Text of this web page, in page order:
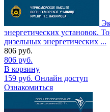
энергетических установок.
дизельных энергетических ...
806 руб.
806 руб.
В корзину
159 руб. Онлайн доступ
Ознакомиться